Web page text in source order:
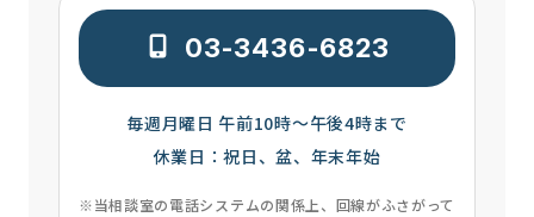
03-3436-6823
毎週月曜日 午前10時～午後4時まで
休業日：祝日、盆、年末年始
※当相談室の電話システムの関係上、回線がふさがって